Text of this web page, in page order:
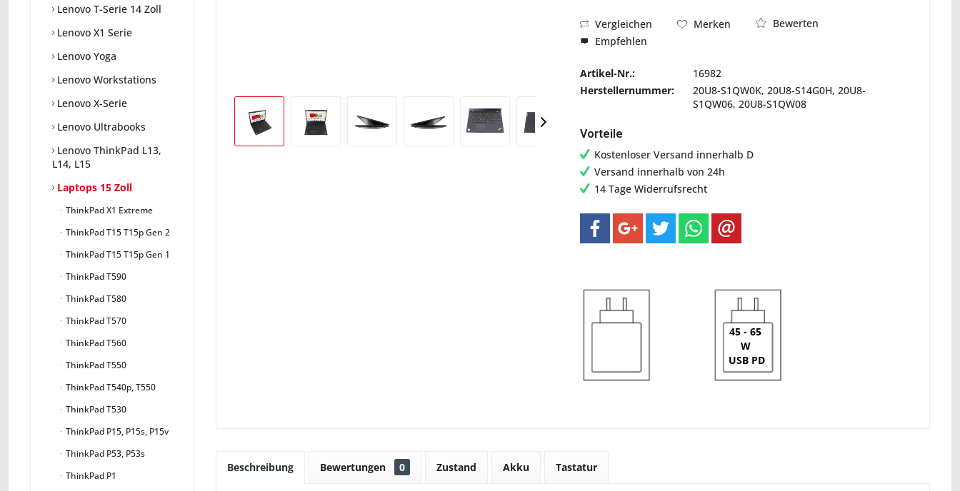
Lenovo T-Serie 14 Zoll
Lenovo X1 Serie
Lenovo Yoga
Lenovo Workstations
Lenovo X-Serie
Lenovo Ultrabooks
Lenovo ThinkPad L13,
L14, L15
Laptops 15 Zoll
ThinkPad X1 Extreme
ThinkPad T15 T15p Gen 2
ThinkPad T15 T15p Gen 1
ThinkPad T590
ThinkPad T580
ThinkPad T570
ThinkPad T560
ThinkPad T550
ThinkPad T540p, T550
ThinkPad T530
ThinkPad P15, P15s, P15v
ThinkPad P53, P53s
ThinkPad P1
Vergleichen Merken
Bewerten
Empfehlen
Artikel-Nr.:
16982
Herstellernummer:
20U8-S1QW0K, 20U8-S14G0H, 20U8-
S1QW06, 20U8-S1QW08
Vorteile
Kostenloser Versand innerhalb D
Versand innerhalb von 24h
14 Tage Widerrufsrecht
45 - 65
W
USB PD
Beschreibung Bewertungen 0 Zustand Akku Tastatur